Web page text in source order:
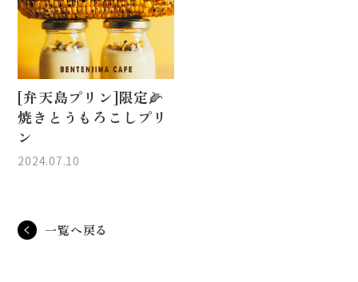
[弁天島プリン]限定🌽
焼きとうもろこしプリ
ン
2024.07.10
一覧へ戻る